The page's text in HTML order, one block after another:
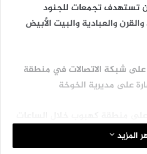
تستهدف تجمعات للجنود
والعبادية والبيت الأبيض
على شبكة الاتصالات في منطقة
على مديرية الخوخة
المزيد